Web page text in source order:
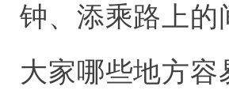
钟、添乘路上的
大家哪些地方